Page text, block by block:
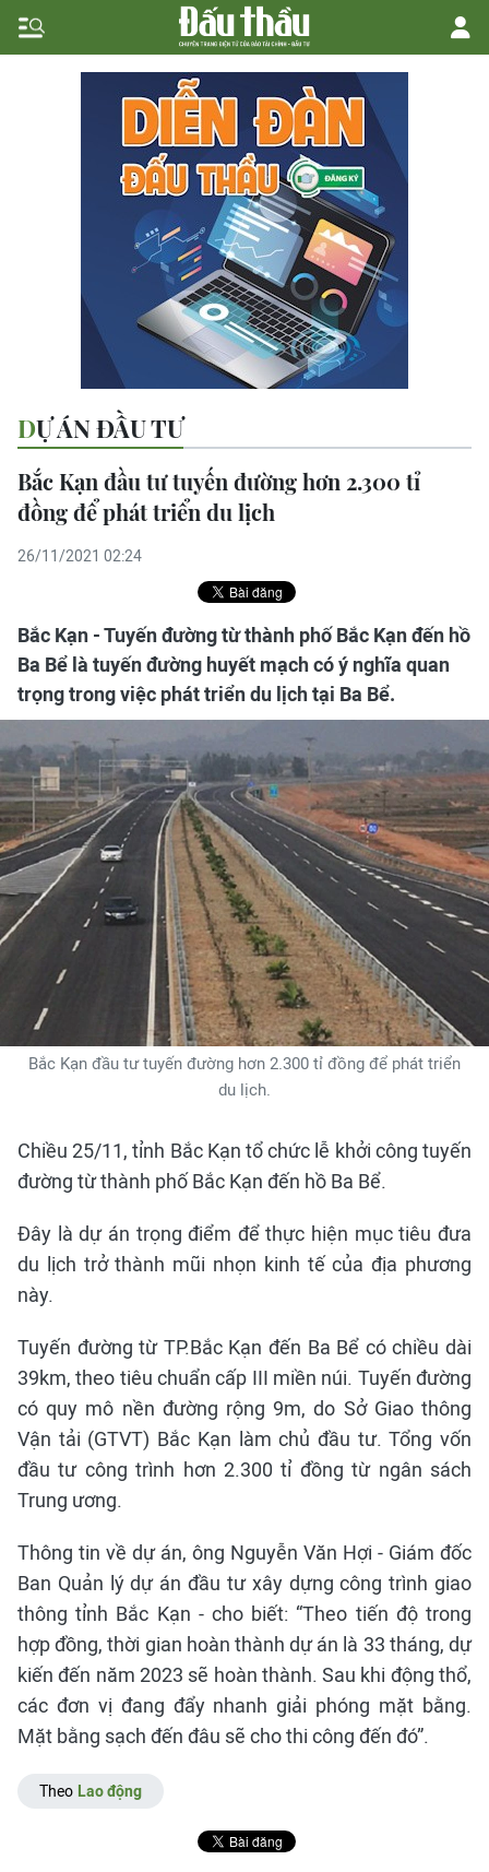
DỰ ÁN ĐẦU TƯ
Bắc Kạn đầu tư tuyến đường hơn 2.300 tỉ
đồng để phát triển du lịch
26/11/2021 02:24
Bắc Kạn - Tuyến đường từ thành phố Bắc Kạn đến hồ
Ba Bể là tuyến đường huyết mạch có ý nghĩa quan
trọng trong việc phát triển du lịch tại Ba Bể.
Bắc Kạn đầu tư tuyến đường hơn 2.300 tỉ đồng để phát triển
du lịch.
Chiều 25/11, tỉnh Bắc Kạn tổ chức lễ khởi công tuyến
đường từ thành phố Bắc Kạn đến hồ Ba Bể.
Đây là dự án trọng điểm để thực hiện mục tiêu đưa
du lịch trở thành mũi nhọn kinh tế của địa phương
này.
Tuyến đường từ TP.Bắc Kạn đến Ba Bể có chiều dài
39km, theo tiêu chuẩn cấp III miền núi. Tuyến đường
có quy mô nền đường rộng 9m, do Sở Giao thông
Vận tải (GTVT) Bắc Kạn làm chủ đầu tư. Tổng vốn
đầu tư công trình hơn 2.300 tỉ đồng từ ngân sách
Trung ương.
Thông tin về dự án, ông Nguyễn Văn Hợi - Giám đốc
Ban Quản lý dự án đầu tư xây dựng công trình giao
thông tỉnh Bắc Kạn - cho biết: “Theo tiến độ trong
hợp đồng, thời gian hoàn thành dự án là 33 tháng, dự
kiến đến năm 2023 sẽ hoàn thành. Sau khi động thổ,
các đơn vị đang đẩy nhanh giải phóng mặt bằng.
Mặt bằng sạch đến đâu sẽ cho thi công đến đó”.
Theo Lao động